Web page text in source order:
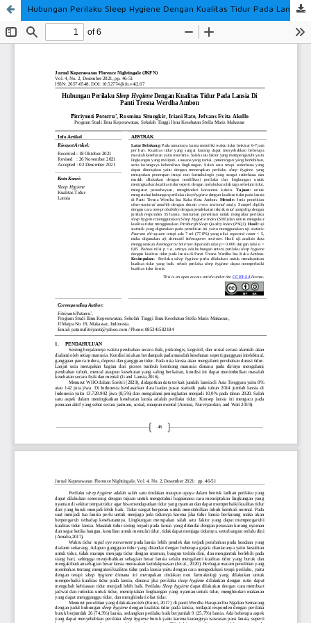
Hubungan Perilaku Sleep Hygiene Dengan Kualitas Tidur Pada Lansia Di Panti Tresna Werdha Ambon